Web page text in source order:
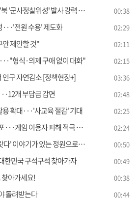
사정찰위성' 발사 강력 규탄" 00:38
···'전원 수용' 제도화 02:29
제안할 것" 02:11
형식·의제 구애 없이 대화" 02:15
구 자연감소 [정책현장+] 03:36
개 부담금 감면 02:48
확대···'사교육 절감' 기대 02:25
게임 이용자 피해 적극 구제 02:24
야기가 있는 정원으로의 여행 00:50
한민국 구석구석 찾아가자 00:49
아가세요! 00:38
돌려받는다 00:44